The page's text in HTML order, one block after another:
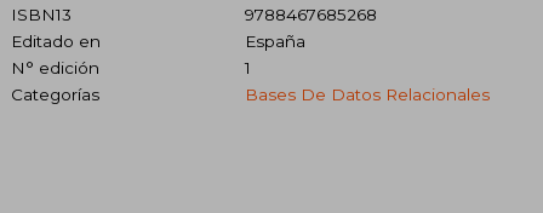
ISBN13
9788467685268
Editado en
España
N° edición
1
Categorías
Bases De Datos Relacionales